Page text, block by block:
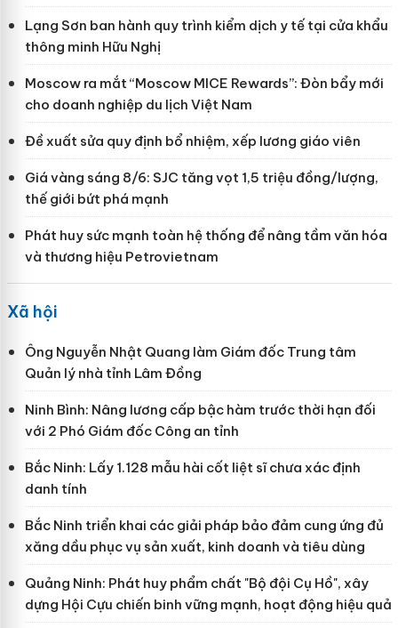
Lạng Sơn ban hành quy trình kiểm dịch y tế tại cửa khẩu
thông minh Hữu Nghị
Moscow ra mắt “Moscow MICE Rewards”: Đòn bẩy mới
cho doanh nghiệp du lịch Việt Nam
Đề xuất sửa quy định bổ nhiệm, xếp lương giáo viên
Giá vàng sáng 8/6: SJC tăng vọt 1,5 triệu đồng/lượng,
thế giới bứt phá mạnh
Phát huy sức mạnh toàn hệ thống để nâng tầm văn hóa
và thương hiệu Petrovietnam
Xã hội
Ông Nguyễn Nhật Quang làm Giám đốc Trung tâm
Quản lý nhà tỉnh Lâm Đồng
Ninh Bình: Nâng lương cấp bậc hàm trước thời hạn đối
với 2 Phó Giám đốc Công an tỉnh
Bắc Ninh: Lấy 1.128 mẫu hài cốt liệt sĩ chưa xác định
danh tính
Bắc Ninh triển khai các giải pháp bảo đảm cung ứng đủ
xăng dầu phục vụ sản xuất, kinh doanh và tiêu dùng
Quảng Ninh: Phát huy phẩm chất "Bộ đội Cụ Hồ", xây
dựng Hội Cựu chiến binh vững mạnh, hoạt động hiệu quả